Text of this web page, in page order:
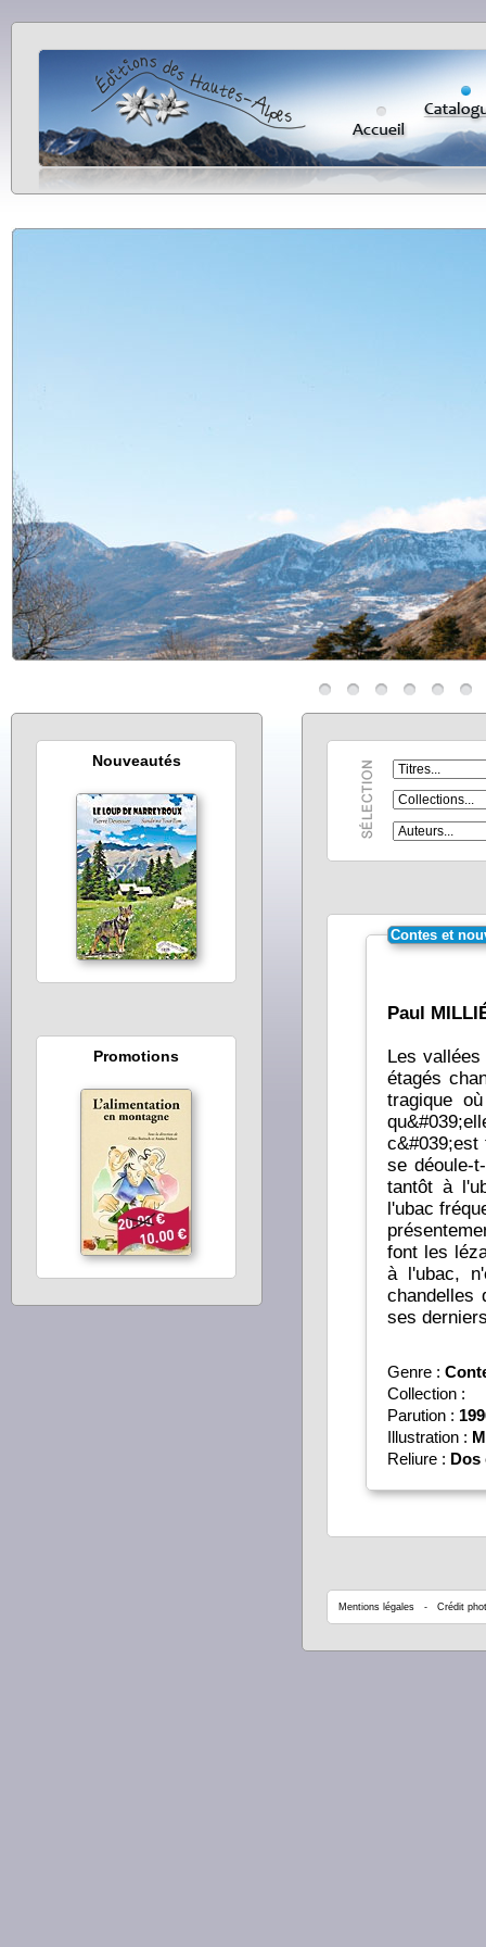
Contes et
Paul
Les
étagés
tragique
c&#039;est
se déoule-
tantôt à
l'ubac
font les
à l'ubac,
chandelles
ses
Genre :
Collection :
Parution :
Illustration :
Reliure : Dos
Mentions légales - Crédit
Nouveautés
Promotions